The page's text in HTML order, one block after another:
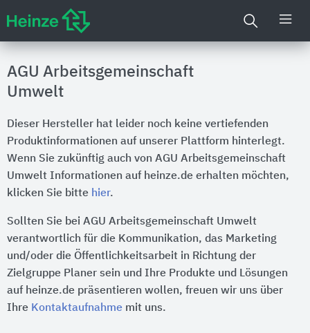
AGU Arbeitsgemeinschaft
Umwelt
Dieser Hersteller hat leider noch keine vertiefenden
Produktinformationen auf unserer Plattform hinterlegt.
Wenn Sie zukünftig auch von AGU Arbeitsgemeinschaft
Umwelt Informationen auf heinze.de erhalten möchten,
klicken Sie bitte hier.
Sollten Sie bei AGU Arbeitsgemeinschaft Umwelt
verantwortlich für die Kommunikation, das Marketing
und/oder die Öffentlichkeitsarbeit in Richtung der
Zielgruppe Planer sein und Ihre Produkte und Lösungen
auf heinze.de präsentieren wollen, freuen wir uns über
Ihre Kontaktaufnahme mit uns.